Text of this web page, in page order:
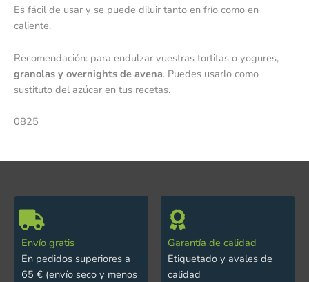
Es fácil de usar y se puede diluir tanto en frío como en
caliente.
Recomendación: para endulzar vuestras tortitas o yogures,
granolas y overnights de avena. Puedes usarlo como
sustituto del azúcar en tus recetas.
0825
Envío gratis
En pedidos superiores a
65 € (envío seco y menos
Garantía de calidad
Etiquetado y avales de
calidad